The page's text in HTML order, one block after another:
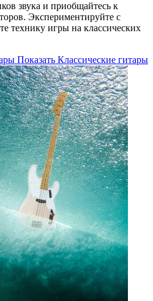
звука и приобщайтесь к
Экспериментируйте с
технику игры на классических
Показать Классические гитары